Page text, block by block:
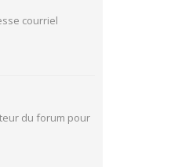
courriel
du forum pour